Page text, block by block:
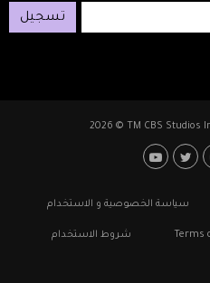
تسجيل
2026 © TM CBS Studios
سياسة الخصوصية و الاستخدام
Terms شروط الاستخدام